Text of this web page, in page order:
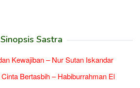
Sinopsis Sastra
Kewajiban – Nur Sutan Iskandar
Bertasbih – Habiburrahman El